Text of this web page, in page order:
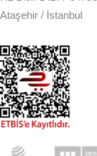
Ataşehir / İstanbul